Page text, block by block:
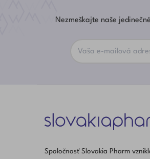
Nezmeškajte naše
Spoločnosť Slovakia Pharm